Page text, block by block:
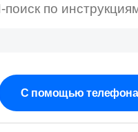
С помощью телефона